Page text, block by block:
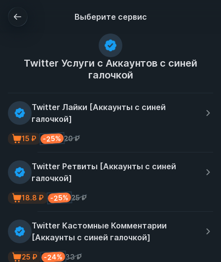
Выберите сервис
Twitter Услуги с Аккаунтов с синей
галочкой
Twitter Лайки [Аккаунты с синей
галочкой]
20 ₽
-25%
15 ₽
Twitter Ретвиты [Аккаунты с синей
галочкой]
25 ₽
-25%
18.8 ₽
Twitter Кастомные Комментарии
[Аккаунты с синей галочкой]
33 ₽
-24%
25 ₽